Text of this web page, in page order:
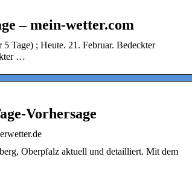
– mein-wetter.com
Tage) ; Heute. 21. Februar. Bedeckter
…
Vorhersage
Oberpfalz aktuell und detailliert. Mit dem